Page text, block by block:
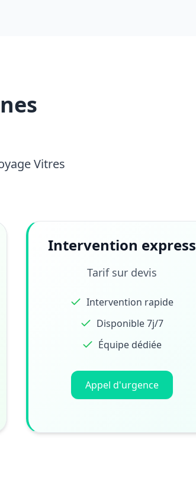
Vitres
Intervention express
Tarif sur devis
Intervention rapide
Disponible 7j/7
Équipe dédiée
Appel d'urgence